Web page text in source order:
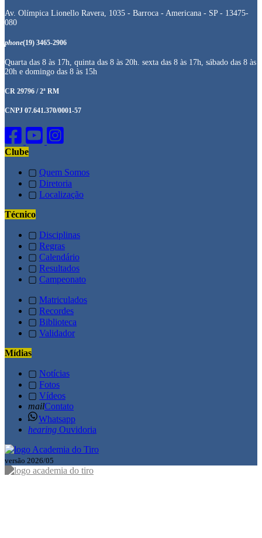
Av. Olímpica Lionello Ravera, 1035 - Barroca - Americana - SP - 13475-
080
phone(19) 3465-2906
Quarta das 8 às 17h, quinta das 8 às 20h. sexta das 8 às 17h, sábado das 8 às
20h e domingo das 8 às 15h
CR 29796 / 2ª RM
CNPJ 07.641.370/0001-57
Clube
▢ Quem Somos
▢ Diretoria
▢ Localização
Técnico
▢ Disciplinas
▢ Regras
▢ Calendário
▢ Resultados
▢ Campeonato
▢ Matriculados
▢ Recordes
▢ Biblioteca
▢ Validador
Mídias
▢ Notícias
▢ Fotos
▢ Vídeos
mailContato
Whatsapp
hearing Ouvidoria
versão 2026/05